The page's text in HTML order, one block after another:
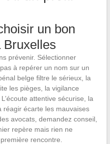
un bon
Bruxelles
prévenir. Sélectionner
à repérer un nom sur un
belge filtre le sérieux, la
les pièges, la vigilance
attentive sécurise, la
réagir écarte les mauvaises
avocats, demandez conseil,
repère mais rien ne
rencontre.